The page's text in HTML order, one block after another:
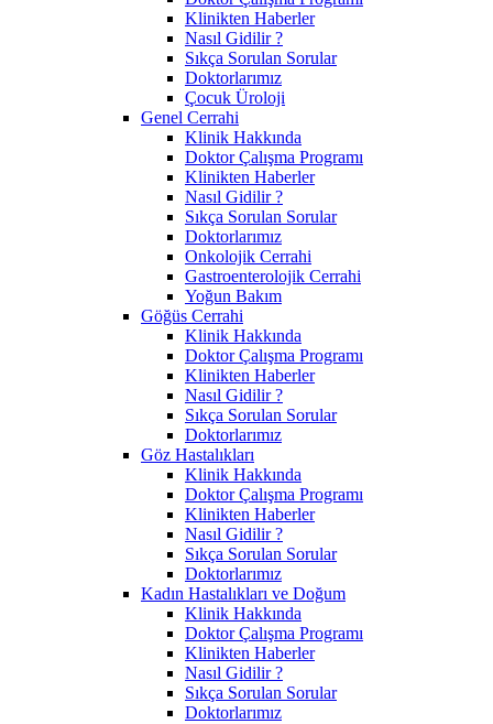
Klinikten Haberler
Nasıl Gidilir ?
Sıkça Sorulan Sorular
Doktorlarımız
Çocuk Üroloji
Genel Cerrahi
Klinik Hakkında
Doktor Çalışma Programı
Klinikten Haberler
Nasıl Gidilir ?
Sıkça Sorulan Sorular
Doktorlarımız
Onkolojik Cerrahi
Gastroenterolojik Cerrahi
Yoğun Bakım
Göğüs Cerrahi
Klinik Hakkında
Doktor Çalışma Programı
Klinikten Haberler
Nasıl Gidilir ?
Sıkça Sorulan Sorular
Doktorlarımız
Göz Hastalıkları
Klinik Hakkında
Doktor Çalışma Programı
Klinikten Haberler
Nasıl Gidilir ?
Sıkça Sorulan Sorular
Doktorlarımız
Kadın Hastalıkları ve Doğum
Klinik Hakkında
Doktor Çalışma Programı
Klinikten Haberler
Nasıl Gidilir ?
Sıkça Sorulan Sorular
Doktorlarımız